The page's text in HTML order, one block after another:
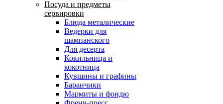
Посуда и предметы
сервировки
Блюда металические
Ведерки для
шампанского
Для десерта
Кокильница и
кокотница
Кувшины и графины
Баранчики
Мармиты и фондю